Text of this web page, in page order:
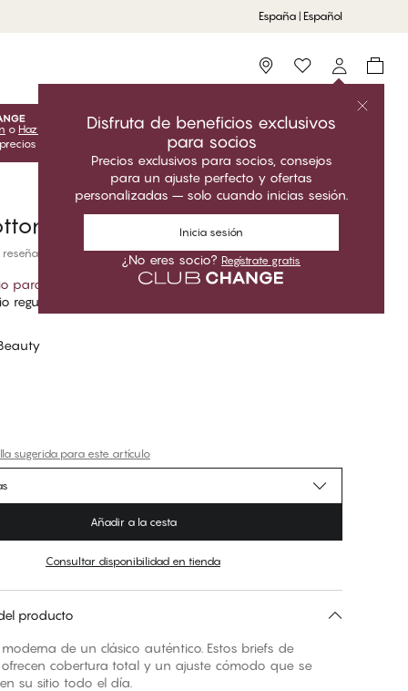
España | Español
Storefinder
Disfruta de beneficios exclusivos
para socios
Precios exclusivos para socios, consejos
para un ajuste perfecto y ofertas
personalizadas – solo cuando inicias sesión.
Inicia sesión
¿No eres socio? Regístrate gratis
o Hazte socio
para desbloquear las ofertas exclusivas para
del Club solo son válidos cuando estás conectado.
Underwear Brief
reseñas
para socios
regular
sugerida para este artículo
Añadir a la cesta
Consultar disponibilidad en tienda
producto
moderna de un clásico auténtico. Estos briefs de
cobertura total y un ajuste cómodo que se
su sitio todo el día.